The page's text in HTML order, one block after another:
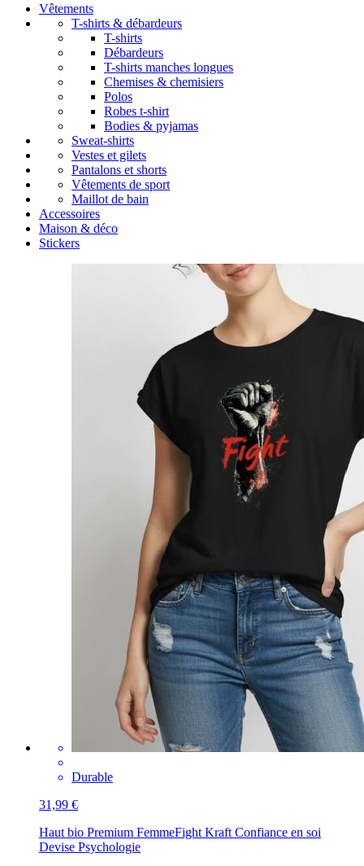
Vêtements
T-shirts & débardeurs
T-shirts
Débardeurs
T-shirts manches longues
Chemises & chemisiers
Polos
Robes t-shirt
Bodies & pyjamas
Sweat-shirts
Vestes et gilets
Pantalons et shorts
Vêtements de sport
Maillot de bain
Accessoires
Maison & déco
Stickers
Durable
31,99 €
Haut bio Premium FemmeFight Kraft Confiance en soi
Devise Psychologie